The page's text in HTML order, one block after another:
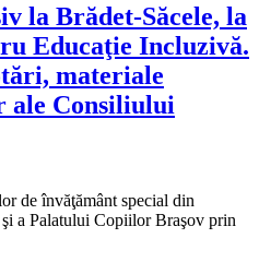
la Brădet-Săcele, la
Educaţie Incluzivă.
materiale
ale Consiliului
de învăţământ special din
a Palatului Copiilor Braşov prin